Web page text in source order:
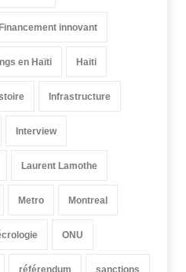
Financement innovant
en Haïti Haiti
Infrastructure
Interview
Laurent Lamothe
Metro Montreal
ONU